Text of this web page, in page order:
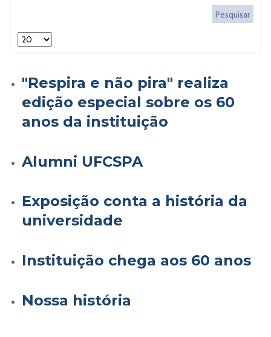
"Respira e não pira" realiza
edição especial sobre os 60
anos da instituição
Alumni UFCSPA
Exposição conta a história da
universidade
Instituição chega aos 60 anos
Nossa história